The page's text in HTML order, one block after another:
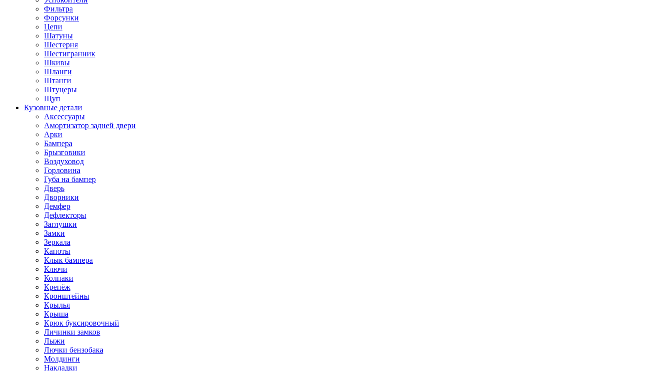
Фильтра
Форсунки
Цепи
Шатуны
Шестерня
Шестигранник
Шкивы
Шланги
Штанги
Штуцеры
Щуп
Кузовные детали
Аксессуары
Амортизатор задней двери
Арки
Бампера
Брызговики
Воздуховод
Горловина
Губа на бампер
Дверь
Дворники
Демфер
Дефлекторы
Заглушки
Замки
Зеркала
Капоты
Клык бампера
Ключи
Колпаки
Крепёж
Кронштейны
Крылья
Крыша
Крюк буксировочный
Личинки замков
Лыжи
Лючки бензобака
Молдинги
Накладки